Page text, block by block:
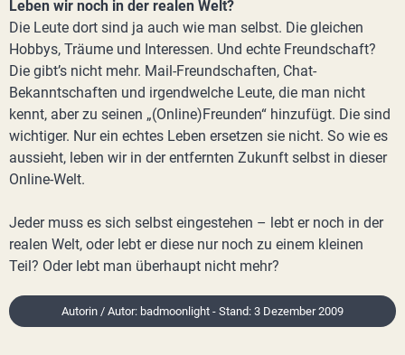
Leben wir noch in der realen Welt?
Die Leute dort sind ja auch wie man selbst. Die gleichen
Hobbys, Träume und Interessen. Und echte Freundschaft?
Die gibt’s nicht mehr. Mail-Freundschaften, Chat-
Bekanntschaften und irgendwelche Leute, die man nicht
kennt, aber zu seinen „(Online)Freunden“ hinzufügt. Die sind
wichtiger. Nur ein echtes Leben ersetzen sie nicht. So wie es
aussieht, leben wir in der entfernten Zukunft selbst in dieser
Online-Welt.
Jeder muss es sich selbst eingestehen – lebt er noch in der
realen Welt, oder lebt er diese nur noch zu einem kleinen
Teil? Oder lebt man überhaupt nicht mehr?
Autorin / Autor: badmoonlight - Stand: 3 Dezember 2009